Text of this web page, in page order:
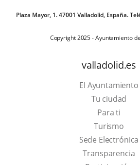
Plaza Mayor, 1. 47001 Valladolid, España.
Copyright 2025 - Ayuntamiento
valladolid.es
El Ayuntamiento
Tu ciudad
Para ti
TurismoThis
link
will
Sede Electrónica
Transparencia